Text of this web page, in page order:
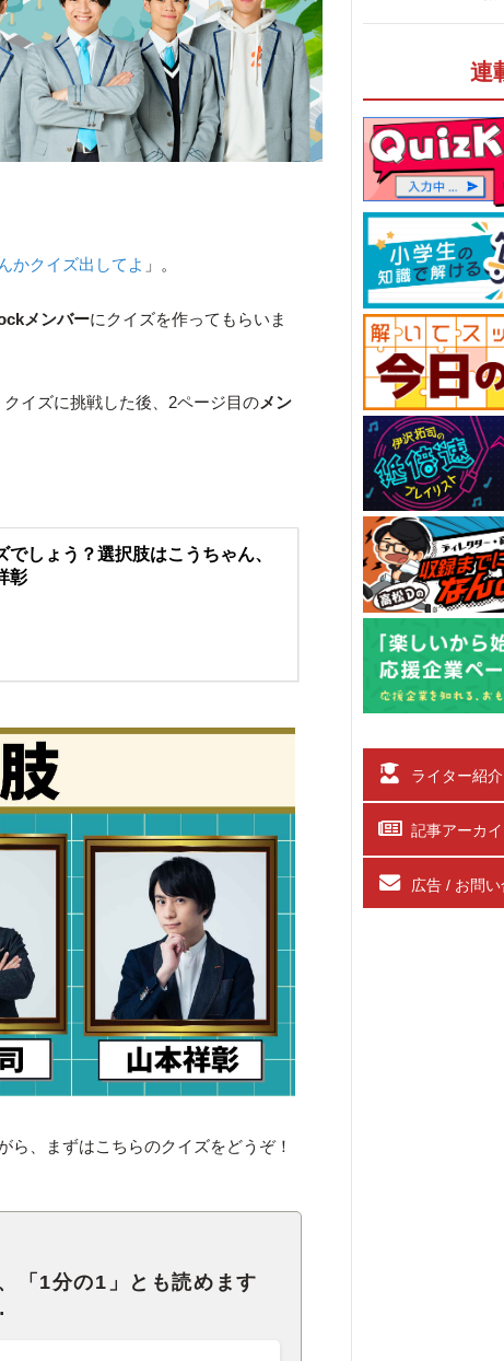
かクイズ出してよ 」。
メンバーにクイズを作ってもらいま
イズに挑戦した後、2ページ目のメン
でしょう？選択肢はこうちゃん、
彰
ら、まずはこちらのクイズをどうぞ！
「1分の1」とも読めます
連
ライター紹介
記事アーカ
広告 / お問